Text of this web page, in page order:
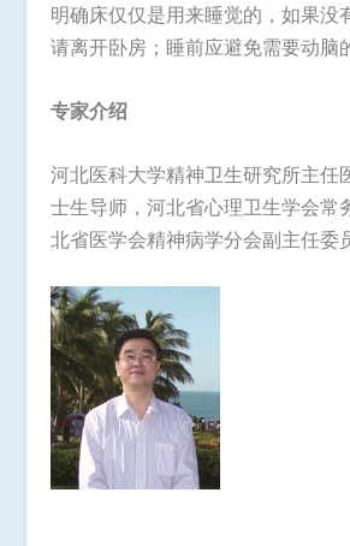
明确床仅仅是用来睡觉的，如果没
请离开卧房；睡前应避免需要动脑
专家介绍
河北医科大学精神卫生研究所主任
士生导师，河北省心理卫生学会常
北省医学会精神病学分会副主任委